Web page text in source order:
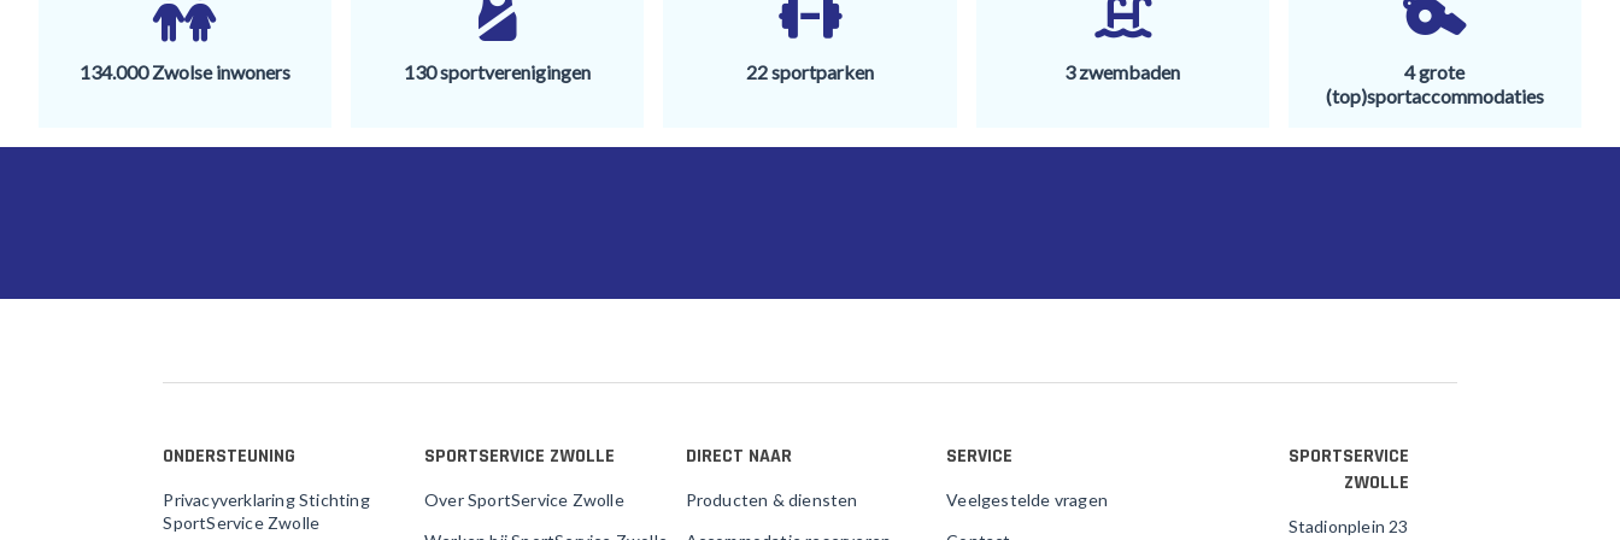
134.000 Zwolse inwoners 130 sportverenigingen 22 sportparken 3 zwembaden
4 grote
(top)sportaccommodaties
ONDERSTEUNING
Privacyverklaring Stichting
SportService Zwolle
SPORTSERVICE ZWOLLE
Over SportService Zwolle
DIRECT NAAR
Producten & diensten
SERVICE
Veelgestelde vragen
SPORTSERVICE
ZWOLLE
Stadionplein 23